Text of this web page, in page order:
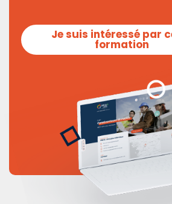
Je suis intéressé par
formation